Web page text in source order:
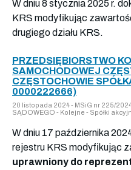
W dniu 8 stycznia 2025 r.
KRS modyfikując
drugiego działu KRS.
PRZEDSIĘBIORSTWO
SAMOCHODOWEJ
CZĘSTOCHOWIE
0000222666)
20 listopada 2024 - MSiG nr 225/
SĄDOWEGO - Kolejne - Spółki
W dniu 17 października
rejestru KRS modyfikując
uprawniony do